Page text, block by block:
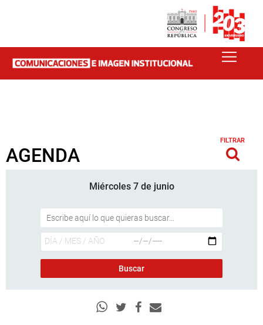
AGENDA
FILTRAR
Miércoles 7 de junio